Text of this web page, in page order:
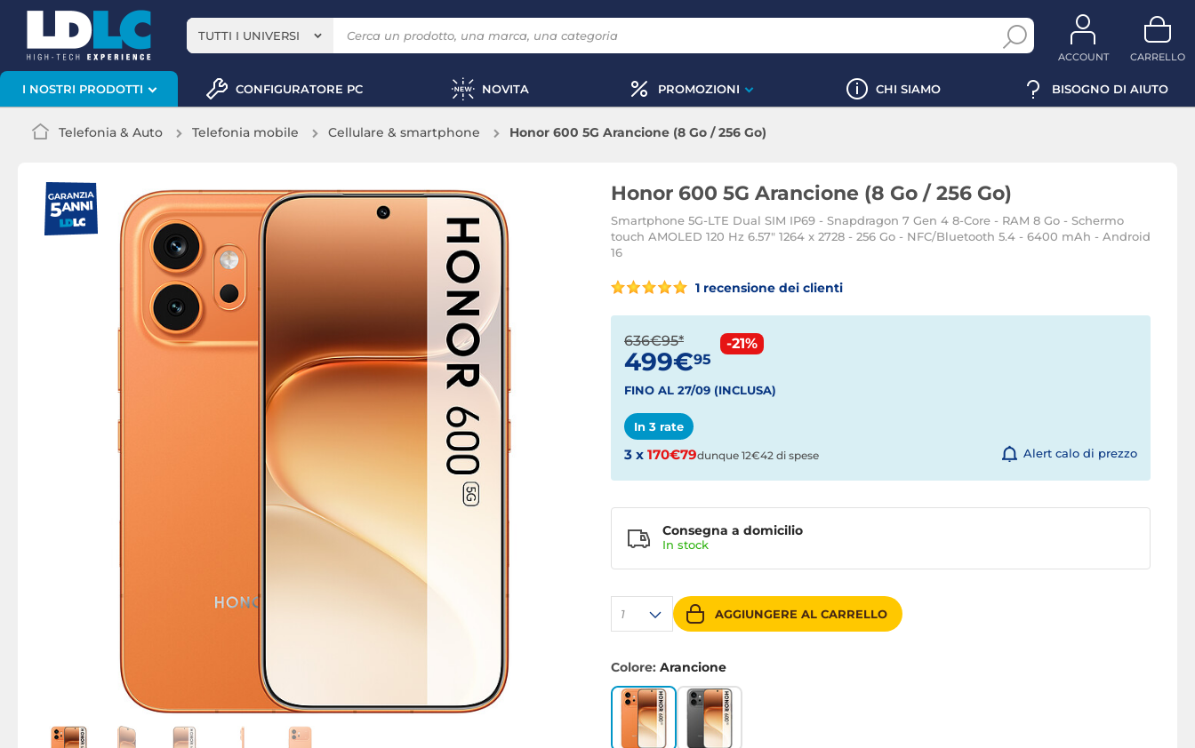
TUTTI I UNIVERSI
ACCOUNT CARRELLO
I NOSTRI PRODOTTI CONFIGURATORE PC NOVITA PROMOZIONI CHI SIAMO BISOGNO DI AIUTO
Telefonia & Auto Telefonia mobile Cellulare & smartphone Honor 600 5G Arancione (8 Go / 256 Go)
Honor 600 5G Arancione (8 Go / 256 Go)
Smartphone 5G-LTE Dual SIM IP69 - Snapdragon 7 Gen 4 8-Core - RAM 8 Go - Schermo
touch AMOLED 120 Hz 6.57" 1264 x 2728 - 256 Go - NFC/Bluetooth 5.4 - 6400 mAh - Android
16
1 recensione dei clienti
636€95*
499€95
-21%
FINO AL 27/09 (INCLUSA)
In 3 rate
3 x 170€79dunque 12€42 di spese Alert calo di prezzo
1 AGGIUNGERE AL CARRELLO
Consegna a domicilio
In stock
Colore: Arancione